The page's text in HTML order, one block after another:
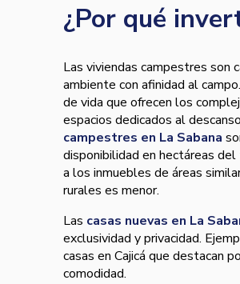
¿Por qué
Las viviendas campestres son
ambiente con afinidad al
de vida que ofrecen los
espacios dedicados al
campestres en La Sabana
disponibilidad en hectáreas del
a los inmuebles de áreas
rurales es menor.
Las casas nuevas en La
exclusividad y privacidad.
casas en Cajicá que destacan